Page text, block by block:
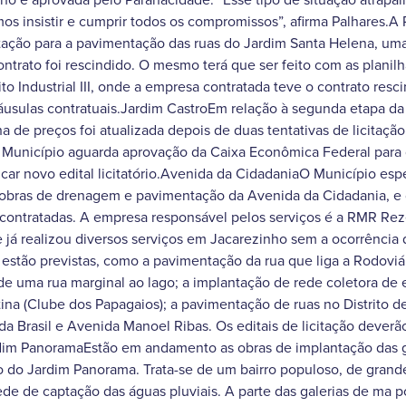
insistir e cumprir todos os compromissos”, afirma Palhares.A
para a pavimentação das ruas do Jardim Santa Helena,
foi rescindido. O mesmo terá que ser feito com as
Industrial III, onde a empresa contratada teve o contrato
contratuais.Jardim CastroEm relação à segunda etapa
de preços foi atualizada depois de duas tentativas de
aguarda aprovação da Caixa Econômica Federal
novo edital licitatório.Avenida da CidadaniaO Município
de drenagem e pavimentação da Avenida da Cidadania, e
A empresa responsável pelos serviços é a RMR
realizou diversos serviços em Jacarezinho sem a
previstas, como a pavimentação da rua que liga a
uma rua marginal ao lago; a implantação de rede coletora de
(Clube dos Papagaios); a pavimentação de ruas no Distrito
Brasil e Avenida Manoel Ribas. Os editais de licitação
PanoramaEstão em andamento as obras de implantação das
Jardim Panorama. Trata-se de um bairro populoso, de
de captação das águas pluviais. A parte das galerias de ma